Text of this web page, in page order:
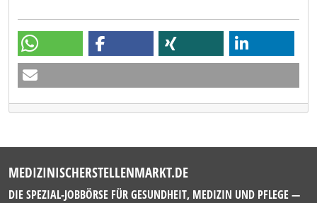
MEDIZINISCHERSTELLENMARKT.DE
DIE SPEZIAL-JOBBÖRSE FÜR GESUNDHEIT, MEDIZIN UND PFLEGE —